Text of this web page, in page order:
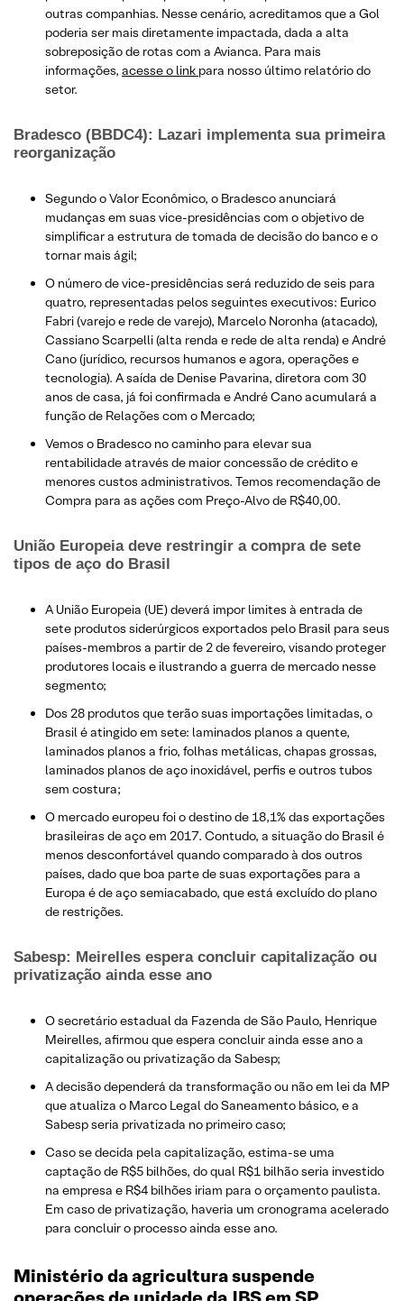
outras companhias. Nesse cenário, acreditamos que a Gol
poderia ser mais diretamente impactada, dada a alta
sobreposição de rotas com a Avianca. Para mais
informações, acesse o link para nosso último relatório do
setor.
Bradesco (BBDC4): Lazari implementa sua primeira
reorganização
Segundo o Valor Econômico, o Bradesco anunciará
mudanças em suas vice-presidências com o objetivo de
simplificar a estrutura de tomada de decisão do banco e o
tornar mais ágil;
O número de vice-presidências será reduzido de seis para
quatro, representadas pelos seguintes executivos: Eurico
Fabri (varejo e rede de varejo), Marcelo Noronha (atacado),
Cassiano Scarpelli (alta renda e rede de alta renda) e André
Cano (jurídico, recursos humanos e agora, operações e
tecnologia). A saída de Denise Pavarina, diretora com 30
anos de casa, já foi confirmada e André Cano acumulará a
função de Relações com o Mercado;
Vemos o Bradesco no caminho para elevar sua
rentabilidade através de maior concessão de crédito e
menores custos administrativos. Temos recomendação de
Compra para as ações com Preço-Alvo de R$40,00.
União Europeia deve restringir a compra de sete
tipos de aço do Brasil
A União Europeia (UE) deverá impor limites à entrada de
sete produtos siderúrgicos exportados pelo Brasil para seus
países-membros a partir de 2 de fevereiro, visando proteger
produtores locais e ilustrando a guerra de mercado nesse
segmento;
Dos 28 produtos que terão suas importações limitadas, o
Brasil é atingido em sete: laminados planos a quente,
laminados planos a frio, folhas metálicas, chapas grossas,
laminados planos de aço inoxidável, perfis e outros tubos
sem costura;
O mercado europeu foi o destino de 18,1% das exportações
brasileiras de aço em 2017. Contudo, a situação do Brasil é
menos desconfortável quando comparado à dos outros
países, dado que boa parte de suas exportações para a
Europa é de aço semiacabado, que está excluído do plano
de restrições.
Sabesp: Meirelles espera concluir capitalização ou
privatização ainda esse ano
O secretário estadual da Fazenda de São Paulo, Henrique
Meirelles, afirmou que espera concluir ainda esse ano a
capitalização ou privatização da Sabesp;
A decisão dependerá da transformação ou não em lei da MP
que atualiza o Marco Legal do Saneamento básico, e a
Sabesp seria privatizada no primeiro caso;
Caso se decida pela capitalização, estima-se uma
captação de R$5 bilhões, do qual R$1 bilhão seria investido
na empresa e R$4 bilhões iriam para o orçamento paulista.
Em caso de privatização, haveria um cronograma acelerado
para concluir o processo ainda esse ano.
Ministério da agricultura suspende